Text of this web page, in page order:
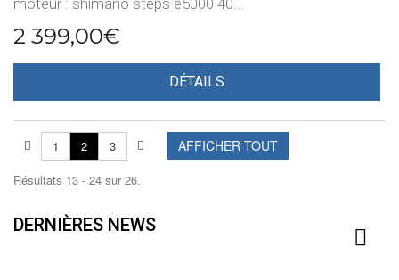
moteur : shimano steps e5000 40...
2 399,00€
DÉTAILS
AFFICHER TOUT
1 2
3
Résultats 13 - 24 sur 26.
DERNIÈRES NEWS